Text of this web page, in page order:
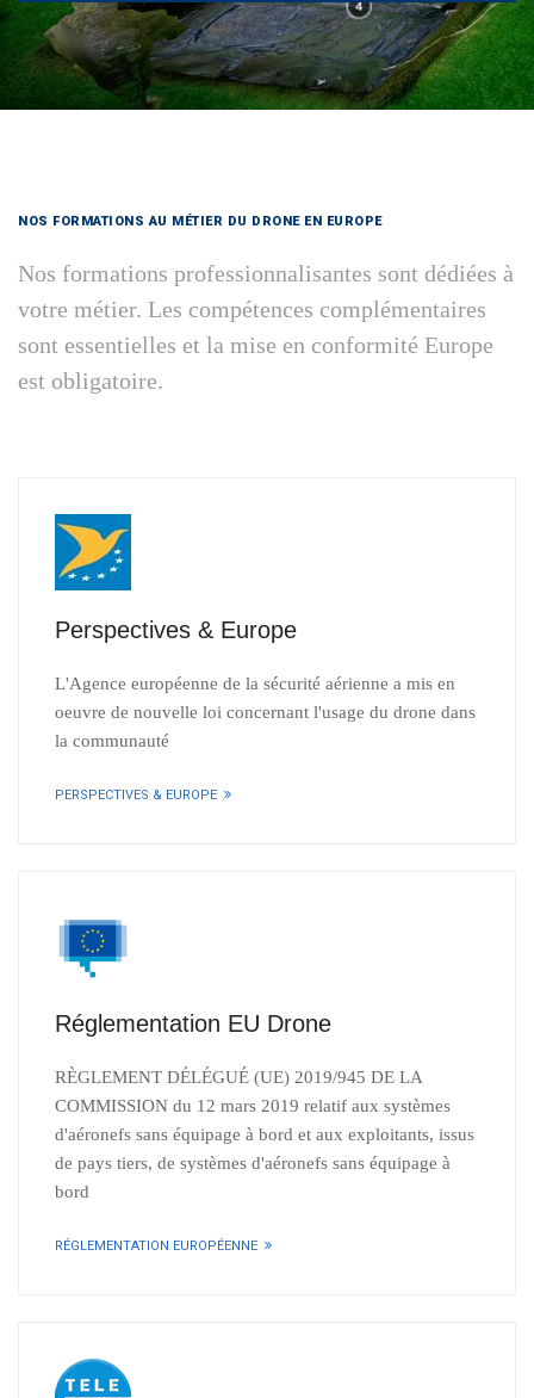
NOS FORMATIONS AU MÉTIER DU DRONE EN EUROPE
Nos formations professionnalisantes sont dédiées à
votre métier. Les compétences complémentaires
sont essentielles et la mise en conformité Europe
est obligatoire.
Perspectives & Europe
L'Agence européenne de la sécurité aérienne a mis en
oeuvre de nouvelle loi concernant l'usage du drone dans
la communauté
PERSPECTIVES & EUROPE
Réglementation EU Drone
RÈGLEMENT DÉLÉGUÉ (UE) 2019/945 DE LA
COMMISSION du 12 mars 2019 relatif aux systèmes
d'aéronefs sans équipage à bord et aux exploitants, issus
de pays tiers, de systèmes d'aéronefs sans équipage à
bord
RÉGLEMENTATION EUROPÉENNE